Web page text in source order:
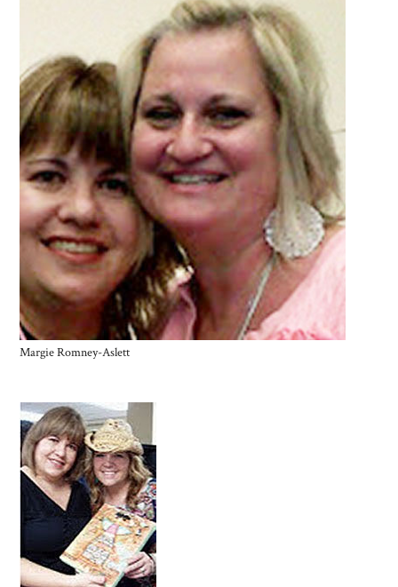
Margie Romney-Aslett